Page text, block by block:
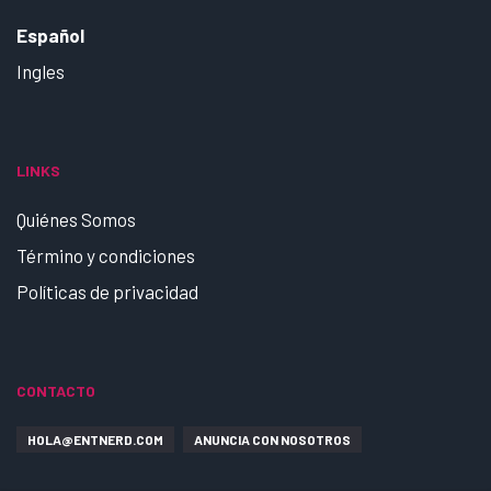
Español
Ingles
LINKS
Quiénes Somos
Término y condiciones
Políticas de privacidad
CONTACTO
HOLA@ENTNERD.COM ANUNCIA CON NOSOTROS